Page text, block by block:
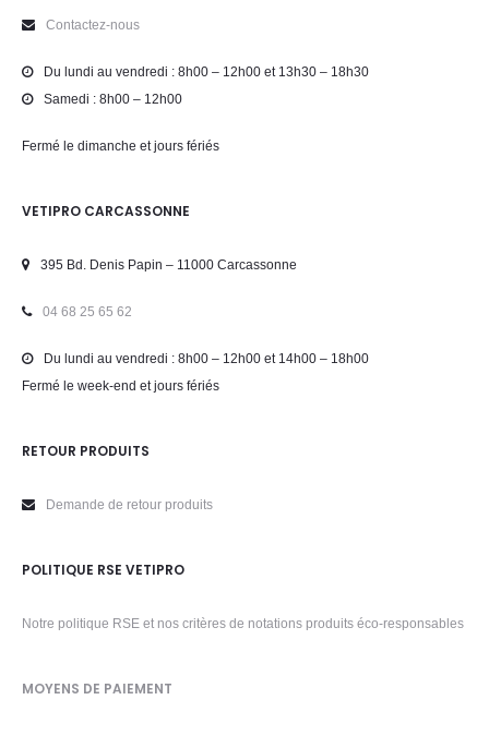
Contactez-nous
Du lundi au vendredi : 8h00 – 12h00 et 13h30 – 18h30
Samedi : 8h00 – 12h00
Fermé le dimanche et jours fériés
VETIPRO CARCASSONNE
395 Bd. Denis Papin – 11000 Carcassonne
04 68 25 65 62
Du lundi au vendredi : 8h00 – 12h00 et 14h00 – 18h00
Fermé le week-end et jours fériés
RETOUR PRODUITS
Demande de retour produits
POLITIQUE RSE VETIPRO
Notre politique RSE et nos critères de notations produits éco-responsables
MOYENS DE PAIEMENT